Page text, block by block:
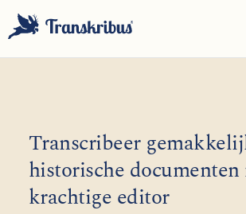
Transcribeer
historische documenten
krachtige editor